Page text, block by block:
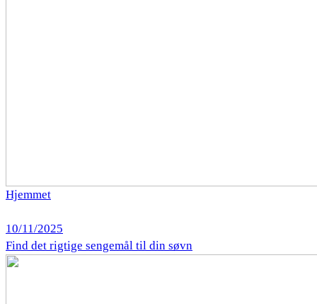
Hjemmet
10/11/2025
Find det rigtige sengemål til din søvn